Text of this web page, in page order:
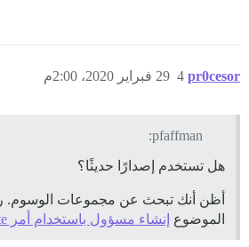
pr0cesor 29 فبراير 2020، 2:00م 4
pfaffman:
هل تستخدم إصدارًا حديثًا؟
أظن أنك تبحث عن مجموعات الوسوم.
الموضوع إنشاء مسؤول باستخدام أمر rake admin:create